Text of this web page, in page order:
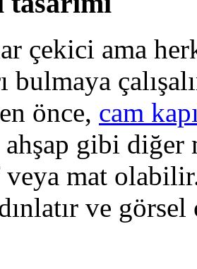
çekici ama
bulmaya
önce, cam
gibi diğer
veya mat
ve